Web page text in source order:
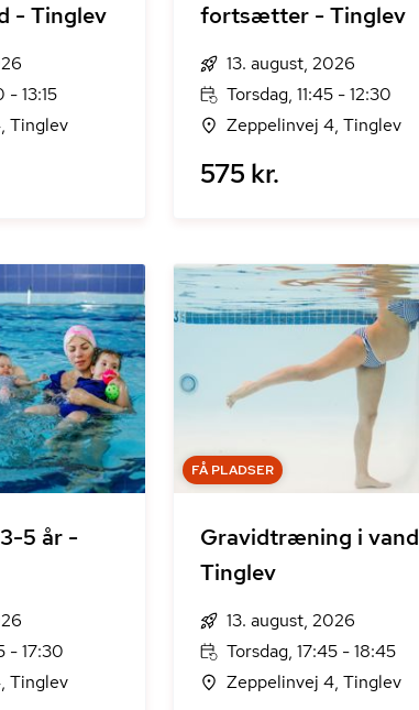
- Tinglev
- 13:15
Tinglev
fortsætter - Tinglev
13. august, 2026
Torsdag, 11:45 - 12:30
Zeppelinvej 4, Tinglev
575 kr.
5 år -
- 17:30
Tinglev
FÅ PLADSER
Gravidtræning i vand
Tinglev
13. august, 2026
Torsdag, 17:45 - 18:45
Zeppelinvej 4, Tinglev